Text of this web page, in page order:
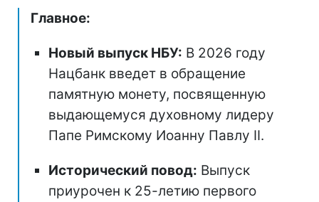
Главное:
Новый выпуск НБУ: В 2026 году
Нацбанк введет в обращение
памятную монету, посвященную
выдающемуся духовному лидеру
Папе Римскому Иоанну Павлу II.
Исторический повод: Выпуск
приурочен к 25-летию первого